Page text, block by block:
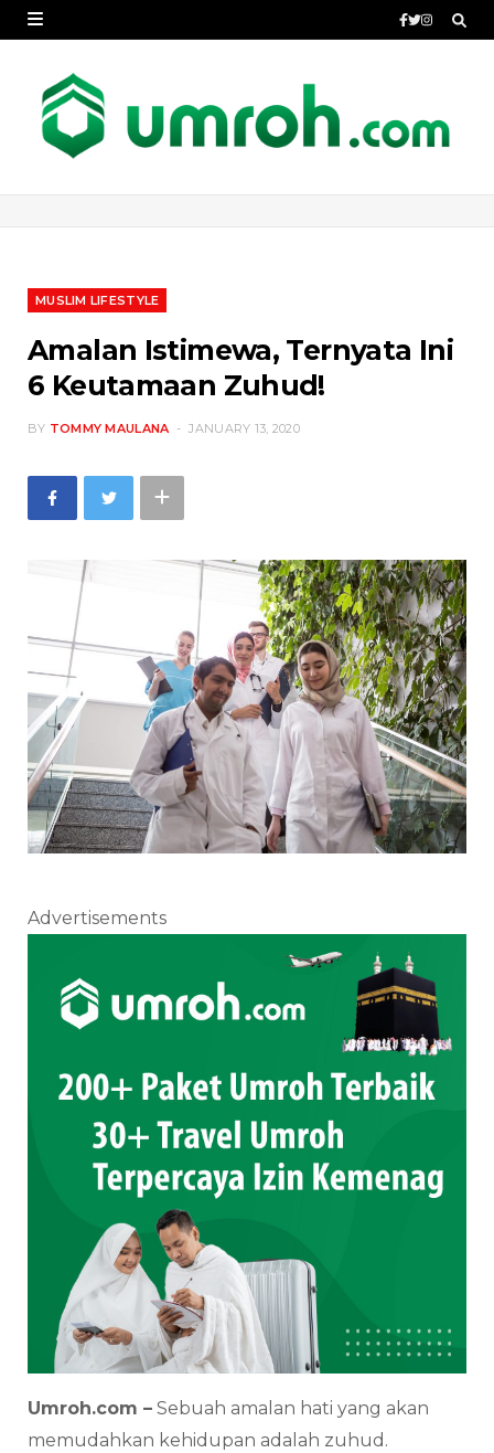
MUSLIM LIFESTYLE
Amalan Istimewa, Ternyata Ini
6 Keutamaan Zuhud!
BY TOMMY MAULANA JANUARY 13, 2020
Advertisements
Umroh.com – Sebuah amalan hati yang akan
memudahkan kehidupan adalah zuhud.